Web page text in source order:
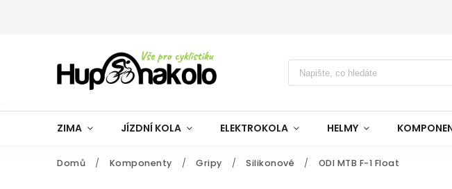
ZIMA JÍZDNÍ KOLA ELEKTROKOLA HELMY
Domů / Komponenty / Gripy / Silikonové / ODI MTB F-1 Float